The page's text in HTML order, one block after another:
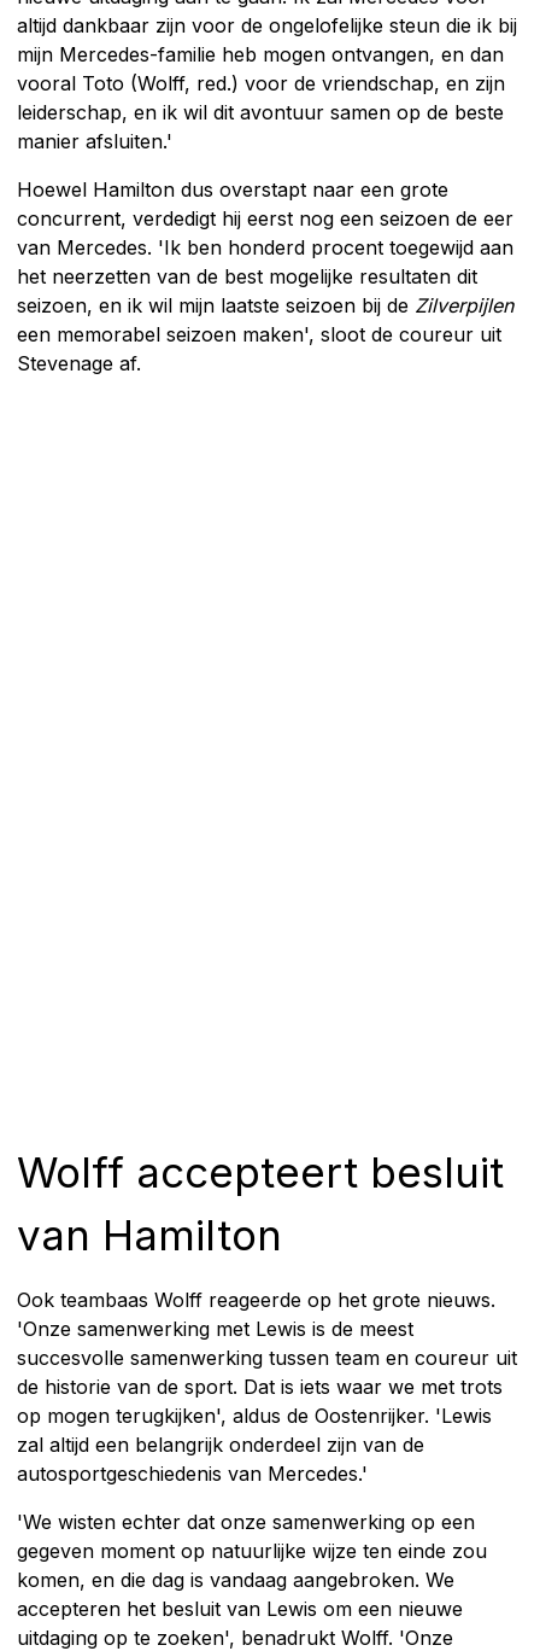
altijd dankbaar zijn voor de ongelofelijke steun die ik bij
mijn Mercedes-familie heb mogen ontvangen, en dan
vooral Toto (Wolff, red.) voor de vriendschap, en zijn
leiderschap, en ik wil dit avontuur samen op de beste
manier afsluiten.'
Hoewel Hamilton dus overstapt naar een grote
concurrent, verdedigt hij eerst nog een seizoen de eer
van Mercedes. 'Ik ben honderd procent toegewijd aan
het neerzetten van de best mogelijke resultaten dit
seizoen, en ik wil mijn laatste seizoen bij de Zilverpijlen
een memorabel seizoen maken', sloot de coureur uit
Stevenage af.
Wolff accepteert besluit
van Hamilton
Ook teambaas Wolff reageerde op het grote nieuws.
'Onze samenwerking met Lewis is de meest
succesvolle samenwerking tussen team en coureur uit
de historie van de sport. Dat is iets waar we met trots
op mogen terugkijken', aldus de Oostenrijker. 'Lewis
zal altijd een belangrijk onderdeel zijn van de
autosportgeschiedenis van Mercedes.'
'We wisten echter dat onze samenwerking op een
gegeven moment op natuurlijke wijze ten einde zou
komen, en die dag is vandaag aangebroken. We
accepteren het besluit van Lewis om een nieuwe
uitdaging op te zoeken', benadrukt Wolff. 'Onze